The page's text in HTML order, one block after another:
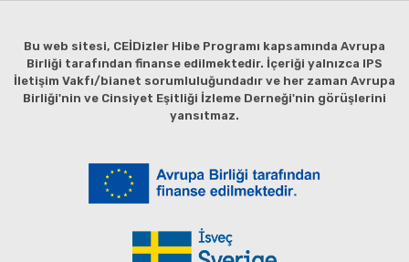
Bu web sitesi, CEİDizler Hibe Programı kapsamında Avrupa
Birliği tarafından finanse edilmektedir. İçeriği yalnızca IPS
İletişim Vakfı/bianet sorumluluğundadır ve her zaman Avrupa
Birliği'nin ve Cinsiyet Eşitliği İzleme Derneği'nin görüşlerini
yansıtmaz.